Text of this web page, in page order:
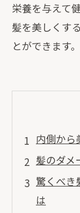
栄養を与えて
髪を美しくす
とができます。
内側から
髪のダメ
驚くべき
は